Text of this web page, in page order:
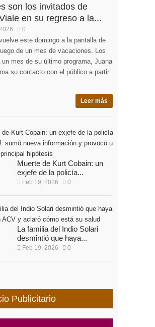
son los invitados de
en su regreso a la...
0
este domingo a la pantalla de
de un mes de vacaciones. Los
un mes de su último programa, Juana
su contacto con el público a partir
Leer más
Muerte de Kurt Cobain: un
exjefe de la policía...
Feb 19, 2026 0
La familia del Indio Solari
desmintió que haya...
Feb 19, 2026 0
Publicitario